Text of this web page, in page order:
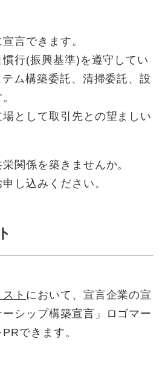
言できます。
行(振興基準)を遵守してい
ム構築委託、清掃委託、設
として取引先との望ましい
関係を築きませんか。
し込みください。
ト において、宣言企業の宣
シップ構築宣言」ロゴマー
できます。